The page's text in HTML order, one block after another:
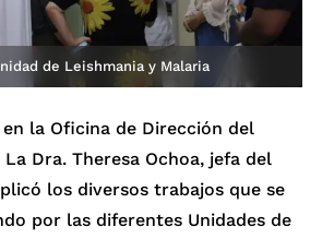
de Leishmania y Malaria
la Oficina de Dirección del
La Dra. Theresa Ochoa, jefa del
los diversos trabajos que se
por las diferentes Unidades de